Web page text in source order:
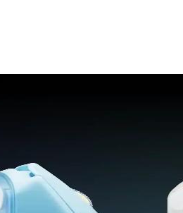
fareyi seçebilirsiniz.